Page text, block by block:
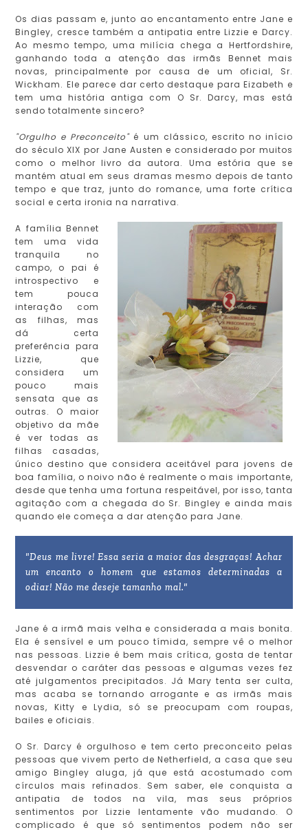
Os dias passam e, junto ao encantamento entre Jane e
Bingley, cresce também a antipatia entre Lizzie e Darcy.
Ao mesmo tempo, uma milícia chega a Hertfordshire,
ganhando toda a atenção das irmãs Bennet mais
novas, principalmente por causa de um oficial, Sr.
Wickham. Ele parece dar certo destaque para Eizabeth e
tem uma história antiga com O Sr. Darcy, mas está
sendo totalmente sincero?
"Orgulho e Preconceito"é um clássico, escrito no início
do século XIX por Jane Austen e considerado por muitos
como o melhor livro da autora. Uma estória que se
mantém atual em seus dramas mesmo depois de tanto
tempo e que traz, junto do romance, uma forte crítica
social e certa ironia na narrativa.
A família Bennet
tem uma vida
tranquila no
campo, o pai é
introspectivo e
tem pouca
interação com
as filhas, mas
dá certa
preferência para
Lizzie, que
considera um
pouco mais
sensata que as
outras. O maior
objetivo da mãe
é ver todas as
filhas casadas,
único destino que considera aceitável para jovens de
boa família, o noivo não é realmente o mais importante,
desde que tenha uma fortuna respeitável, por isso, tanta
agitação com a chegada do Sr. Bingley e ainda mais
quando ele começa a dar atenção para Jane.
"Deus me livre! Essa seria a maior das desgraças! Achar
um encanto o homem que estamos determinadas a
odiar! Não me deseje tamanho mal."
Jane é a irmã mais velha e considerada a mais bonita.
Ela é sensível e um pouco tímida, sempre vê o melhor
nas pessoas. Lizzie é bem mais crítica, gosta de tentar
desvendar o caráter das pessoas e algumas vezes fez
até julgamentos precipitados. Já Mary tenta ser culta,
mas acaba se tornando arrogante e as irmãs mais
novas, Kitty e Lydia, só se preocupam com roupas,
bailes e oficiais.
O Sr. Darcy é orgulhoso e tem certo preconceito pelas
pessoas que vivem perto de Netherfield, a casa que seu
amigo Bingley aluga, já que está acostumado com
círculos mais refinados. Sem saber, ele conquista a
antipatia de todos na vila, mas seus próprios
sentimentos por Lizzie lentamente vão mudando. O
complicado é que só sentimentos podem não ser